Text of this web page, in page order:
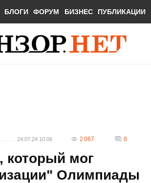
БЛОГИ ФОРУМ БИЗНЕС ПУБЛИКАЦИИ
24.07.24 10:06 2 067 8
который мог
Олимпиады